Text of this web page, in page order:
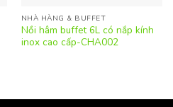
NHÀ HÀNG & BUFFET
Nồi hâm buffet 6L có nắp kính
inox cao cấp-CHA002